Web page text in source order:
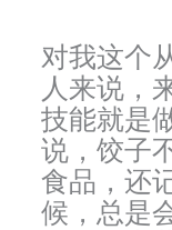
对我这个
人来说，
技能就是
说，饺子
食品，还
候，总是